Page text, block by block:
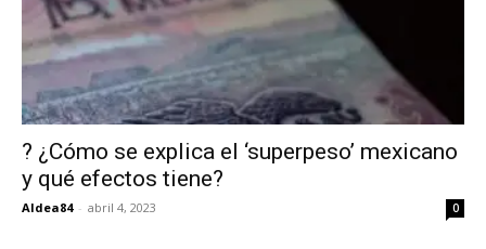
? ¿Cómo se explica el ‘superpeso’ mexicano
y qué efectos tiene?
Aldea84 - abril 4, 2023 0